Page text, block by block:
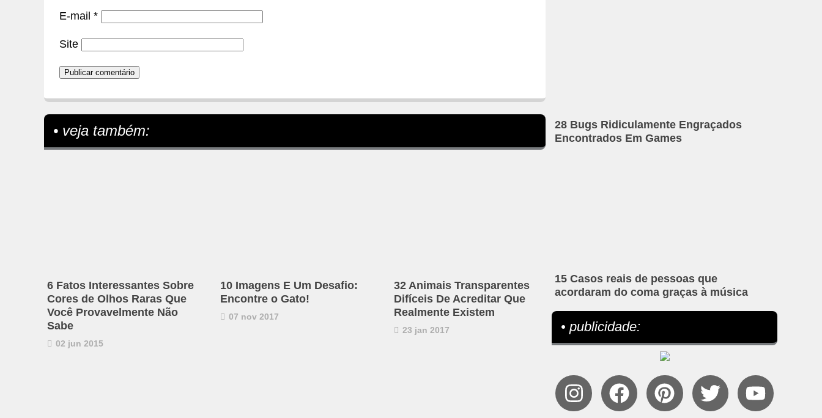
E-mail *
Site
• veja também:
6 Fatos Interessantes Sobre
Cores de Olhos Raras Que
Você Provavelmente Não
Sabe
02 jun 2015
10 Imagens E Um Desafio:
Encontre o Gato!
07 nov 2017
32 Animais Transparentes
Difíceis De Acreditar Que
Realmente Existem
23 jan 2017
28 Bugs Ridiculamente Engraçados
Encontrados Em Games
15 Casos reais de pessoas que
acordaram do coma graças à música
• publicidade: